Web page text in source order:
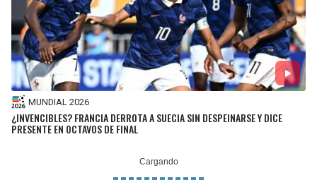
MUNDIAL 2026
¿INVENCIBLES? FRANCIA DERROTA A SUECIA SIN DESPEINARSE Y DICE
PRESENTE EN OCTAVOS DE FINAL